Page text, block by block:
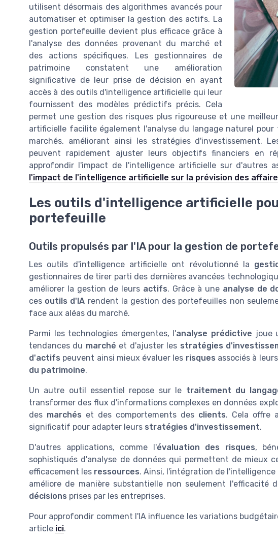
utilisent désormais des algorithmes avancés pour
automatiser et optimiser la gestion des actifs. La
gestion portefeuille devient plus efficace grâce à
l'analyse des données provenant du marché et
des actions spécifiques. Les gestionnaires de
patrimoine constatent une amélioration
significative de leur prise de décision en ayant
accès à des outils d'intelligence artificielle qui leur
fournissent des modèles prédictifs précis. Cela
permet une gestion des risques plus rigoureuse et une
artificielle facilite également l'analyse du langage naturel
marchés, améliorant ainsi les stratégies d'investissement.
peuvent rapidement ajuster leurs objectifs financiers en
approfondir l'impact de l'intelligence artificielle sur d'autres
l'impact de l'intelligence artificielle sur la prévision des
Les outils d'intelligence artificielle
portefeuille
Outils propulsés par l'IA pour la gestion de
Les outils d'intelligence artificielle ont révolutionné la
gestionnaires de tirer parti des dernières avancées
améliorer la gestion de leurs actifs. Grâce à une analyse de
ces outils d'IA rendent la gestion des portefeuilles non
face aux aléas du marché.
Parmi les technologies émergentes, l'analyse prédictive joue
tendances du marché et d'ajuster les stratégies
d'actifs peuvent ainsi mieux évaluer les risques associés à leurs
du patrimoine.
Un autre outil essentiel repose sur le traitement du
transformer des flux d'informations complexes en données
des marchés et des comportements des clients. Cela offre
significatif pour adapter leurs stratégies d'investissement.
D'autres applications, comme l'évaluation des risques,
sophistiqués d'analyse de données qui permettent de mieux
efficacement les ressources. Ainsi, l'intégration de l'intelligence
améliore de manière substantielle non seulement l'efficacité
décisions prises par les entreprises.
Pour approfondir comment l'IA influence les variations
article ici.